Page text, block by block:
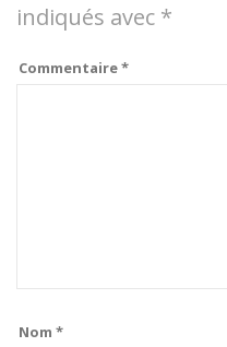
indiqués avec *
Commentaire*
Nom *